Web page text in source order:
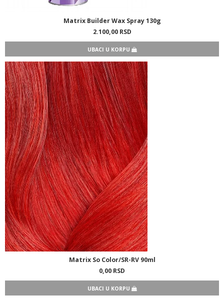
Matrix Builder Wax Spray 130g
2.100,00 RSD
UBACI U KORPU
Matrix So Color/SR-RV 90ml
0,00 RSD
UBACI U KORPU